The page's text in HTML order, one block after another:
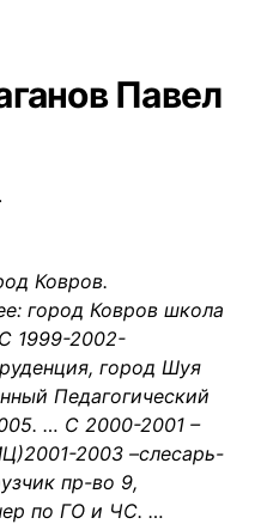
Павел
Ковров.
город Ковров школа
1999-2002-
город Шуя
Педагогический
… С 2000-2001 –
2003 –слесарь-
пр-во 9,
по ГО и ЧС. …